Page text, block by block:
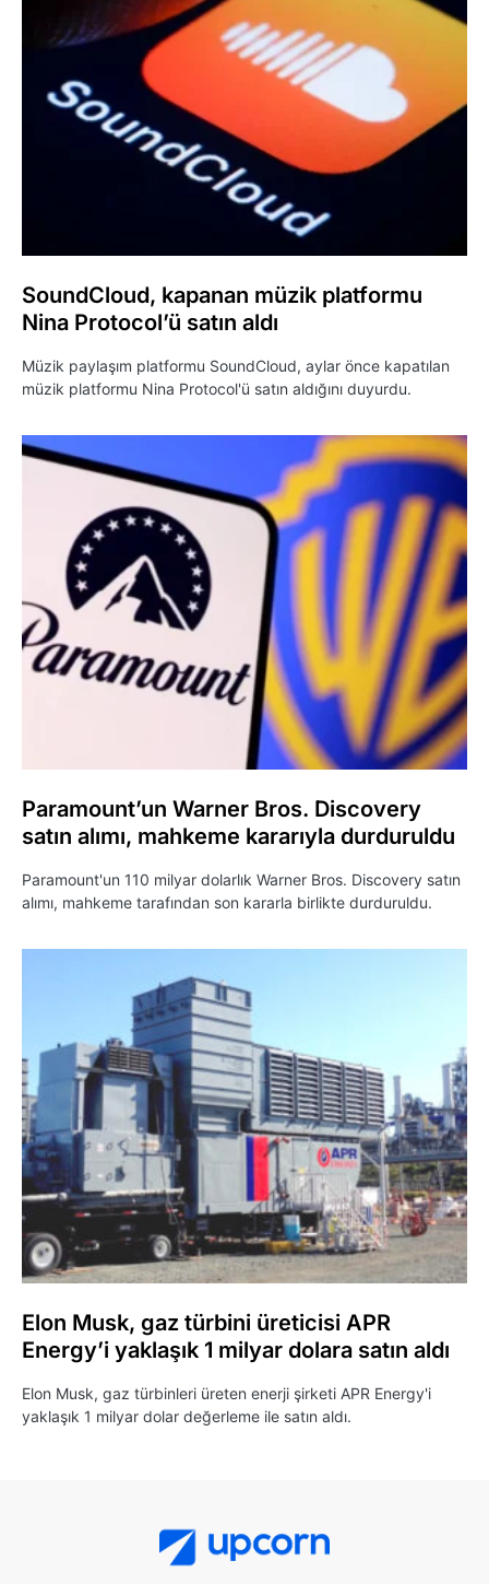
SoundCloud, kapanan müzik platformu
Nina Protocol’ü satın aldı
Müzik paylaşım platformu SoundCloud, aylar önce kapatılan
müzik platformu Nina Protocol'ü satın aldığını duyurdu.
Paramount’un Warner Bros. Discovery
satın alımı, mahkeme kararıyla durduruldu
Paramount'un 110 milyar dolarlık Warner Bros. Discovery satın
alımı, mahkeme tarafından son kararla birlikte durduruldu.
Elon Musk, gaz türbini üreticisi APR
Energy’i yaklaşık 1 milyar dolara satın aldı
Elon Musk, gaz türbinleri üreten enerji şirketi APR Energy'i
yaklaşık 1 milyar dolar değerleme ile satın aldı.